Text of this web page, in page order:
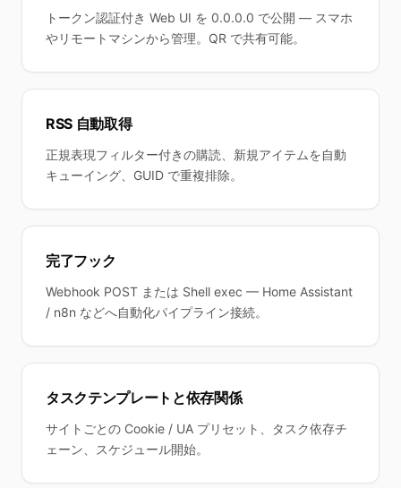
トークン認証付き Web UI を 0.0.0.0 で公開 — スマホ
やリモートマシンから管理。QR で共有可能。
RSS 自動取得
正規表現フィルター付きの購読、新規アイテムを自動
キューイング、GUID で重複排除。
完了フック
Webhook POST または Shell exec — Home Assistant
/ n8n などへ自動化パイプライン接続。
タスクテンプレートと依存関係
サイトごとの Cookie / UA プリセット、タスク依存チ
ェーン、スケジュール開始。